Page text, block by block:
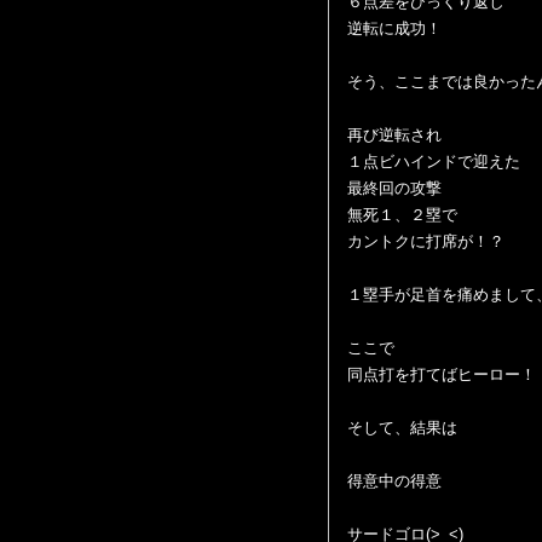
逆転に成功！
そう、ここまでは良かった
再び逆転され
１点ビハインドで迎えた
最終回の攻撃
無死１、２塁で
カントクに打席が！？
１塁手が足首を痛めまして
ここで
同点打を打てばヒーロー！
そして、結果は
得意中の得意
サードゴロ(>_<)